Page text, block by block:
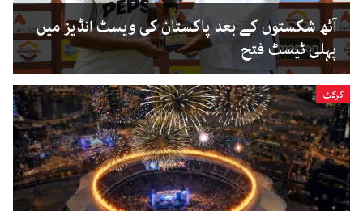
آٹھ شکستوں کے بعد پاکستان کی ویسٹ انڈیز میں
پہلی ٹیسٹ فتح
کرکٹ